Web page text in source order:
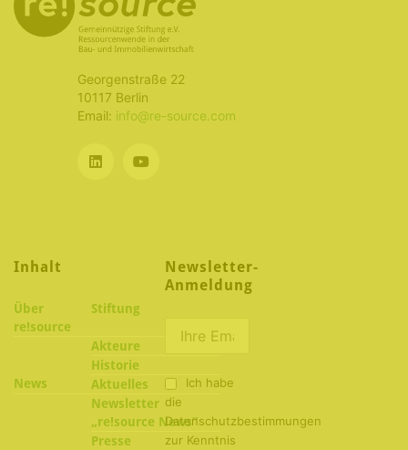
Georgenstraße 22
10117 Berlin
Email: info@re-source.com
Inhalt
Über
re!source
Stiftung
Akteure
Historie
News
Aktuelles
Newsletter
„re!source News“
Presse
Newsletter-
Anmeldung
Ich habe
die
Datenschutzbestimmungen
zur Kenntnis